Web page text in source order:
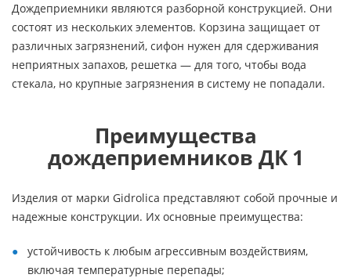
Дождеприемники являются разборной конструкцией. Они
состоят из нескольких элементов. Корзина защищает от
различных загрязнений, сифон нужен для сдерживания
неприятных запахов, решетка — для того, чтобы вода
стекала, но крупные загрязнения в систему не попадали.
Преимущества
дождеприемников ДК 1
Изделия от марки Gidrolica представляют собой прочные и
надежные конструкции. Их основные преимущества:
устойчивость к любым агрессивным воздействиям,
включая температурные перепады;